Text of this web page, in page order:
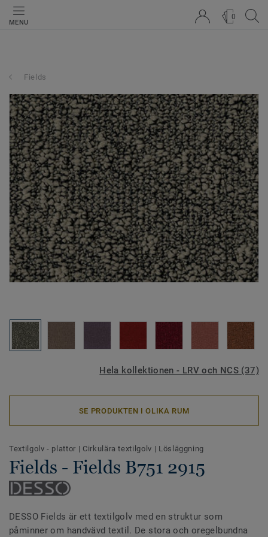
MENU
0
Fields
Hela kollektionen - LRV och NCS (37)
SE PRODUKTEN I OLIKA RUM
Textilgolv - plattor | Cirkulära textilgolv | Lösläggning
Fields - Fields B751 2915
DESSO Fields är ett textilgolv med en struktur som
påminner om handvävd textil. De stora och oregelbundna